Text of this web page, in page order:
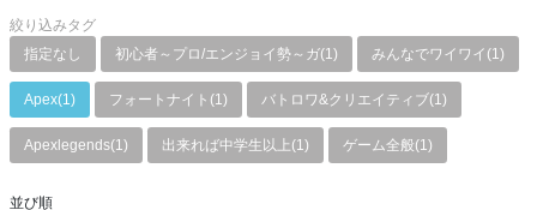
絞り込みタグ
指定なし
初心者～プロ/エンジョイ勢～ガ(1) みんなでワイワイ(1)
Apex(1) フォートナイト(1) バトロワ&クリエイティブ(1)
Apexlegends(1) 出来れば中学生以上(1) ゲーム全般(1)
並び順